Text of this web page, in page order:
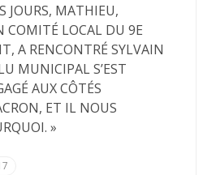
JOURS, MATHIEU,
COMITÉ LOCAL DU 9E
A RENCONTRÉ SYLVAIN
MUNICIPAL S’EST
AUX CÔTÉS
ET IL NOUS
»